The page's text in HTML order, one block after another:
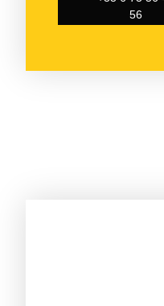
56